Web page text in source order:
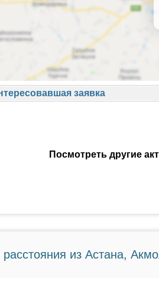
заявка
Посмотреть другие
из Астана,